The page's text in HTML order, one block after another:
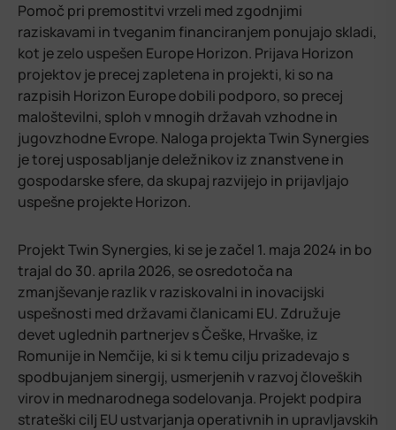
Pomoč pri premostitvi vrzeli med zgodnjimi
raziskavami in tveganim financiranjem ponujajo skladi,
kot je zelo uspešen Europe Horizon. Prijava Horizon
projektov je precej zapletena in projekti, ki so na
razpisih Horizon Europe dobili podporo, so precej
maloštevilni, sploh v mnogih državah vzhodne in
jugovzhodne Evrope. Naloga projekta Twin Synergies
je torej usposabljanje deležnikov iz znanstvene in
gospodarske sfere, da skupaj razvijejo in prijavljajo
uspešne projekte Horizon.
Projekt Twin Synergies, ki se je začel 1. maja 2024 in bo
trajal do 30. aprila 2026, se osredotoča na
zmanjševanje razlik v raziskovalni in inovacijski
uspešnosti med državami članicami EU. Združuje
devet uglednih partnerjev s Češke, Hrvaške, iz
Romunije in Nemčije, ki si k temu cilju prizadevajo s
spodbujanjem sinergij, usmerjenih v razvoj človeških
virov in mednarodnega sodelovanja. Projekt podpira
strateški cilj EU ustvarjanja operativnih in upravljavskih